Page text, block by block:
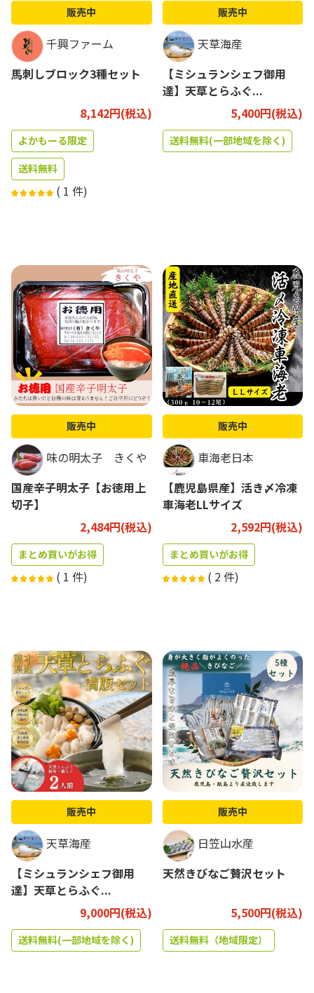
販売中
千興ファーム
馬刺しブロック3種セット
8,142円(税込)
よかもーる限定
送料無料
( 1 件)
販売中
天草海産
【ミシュランシェフ御用
達】天草とらふぐ...
5,400円(税込)
送料無料(一部地域を除く)
販売中
味の明太子 きくや
国産辛子明太子【お徳用上
切子】
2,484円(税込)
まとめ買いがお得
( 1 件)
販売中
車海老日本
【鹿児島県産】活き〆冷凍
車海老LLサイズ
2,592円(税込)
まとめ買いがお得
( 2件)
販売中
天草海産
【ミシュランシェフ御用
達】天草とらふぐ...
9,000円(税込)
送料無料(一部地域を除く)
販売中
日笠山水産
天然きびなご贅沢セット
5,500円(税込)
送料無料（地域限定）